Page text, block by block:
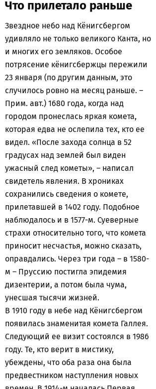
Что прилетало раньше
Звездное небо над Кёнигсбергом
удивляло не только великого Канта, но
и многих его земляков. Особое
потрясение кёнигсбержцы пережили
23 января (по другим данным, это
случилось ровно на месяц раньше. –
Прим. авт.) 1680 года, когда над
городом пронеслась яркая комета,
которая едва не ослепила тех, кто ее
видел. «После захода солнца в 52
градусах над землей был виден
ужасный след кометы», – написал
свидетель явления. В хрониках
сохранились сведения о комете,
прилетавшей в 1402 году. Подобное
наблюдалось и в 1577-м. Суеверные
страхи относительно того, что комета
приносит несчастья, можно сказать,
оправдались. Через три года – в 1580-
м – Пруссию постигла эпидемия
дизентерии, а потом была чума,
унесшая тысячи жизней.
В 1910 году в небе над Кёнигсбергом
появилась знаменитая комета Галлея.
Следующий ее визит состоялся в 1986
году. Те, кто верит в мистику,
убеждены, что оба раза она была
предвестником наступления новых